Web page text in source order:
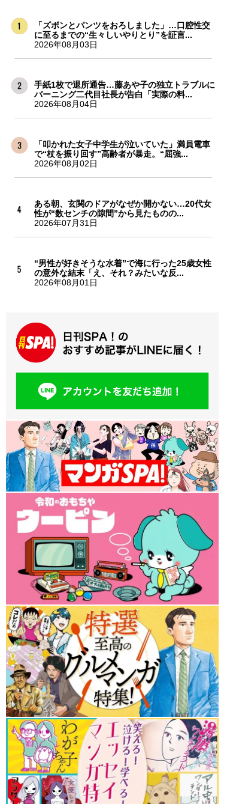
「ズボンとパンツをおろしました」…口腔性交
に至るまでの“生々しいやりとり”を証言...
2026年08月03日
手紙1枚で退所通告…藤あや子の独立トラブルに
バーニング二代目社長が告白「実際の料...
2026年08月04日
「叩かれた女子中学生が泣いていた」満員電車
で“杖を振り回す”高齢者が暴走。“屈強...
2026年08月02日
ある朝、玄関のドアがなぜか開かない…20代女
性が“数センチの隙間”から見たものの...
2026年07月31日
“男性が好きそうな水着”で海に行った25歳女性
の意外な結末「え、それ？みたいな反...
2026年08月01日